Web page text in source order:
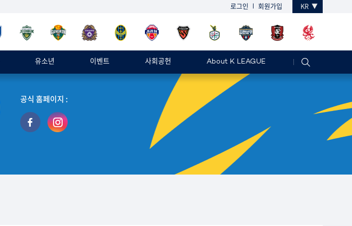
로그인 회원가입 KR
유소년 이벤트 사회공헌 About K LEAGUE
공식 홈페이지 :